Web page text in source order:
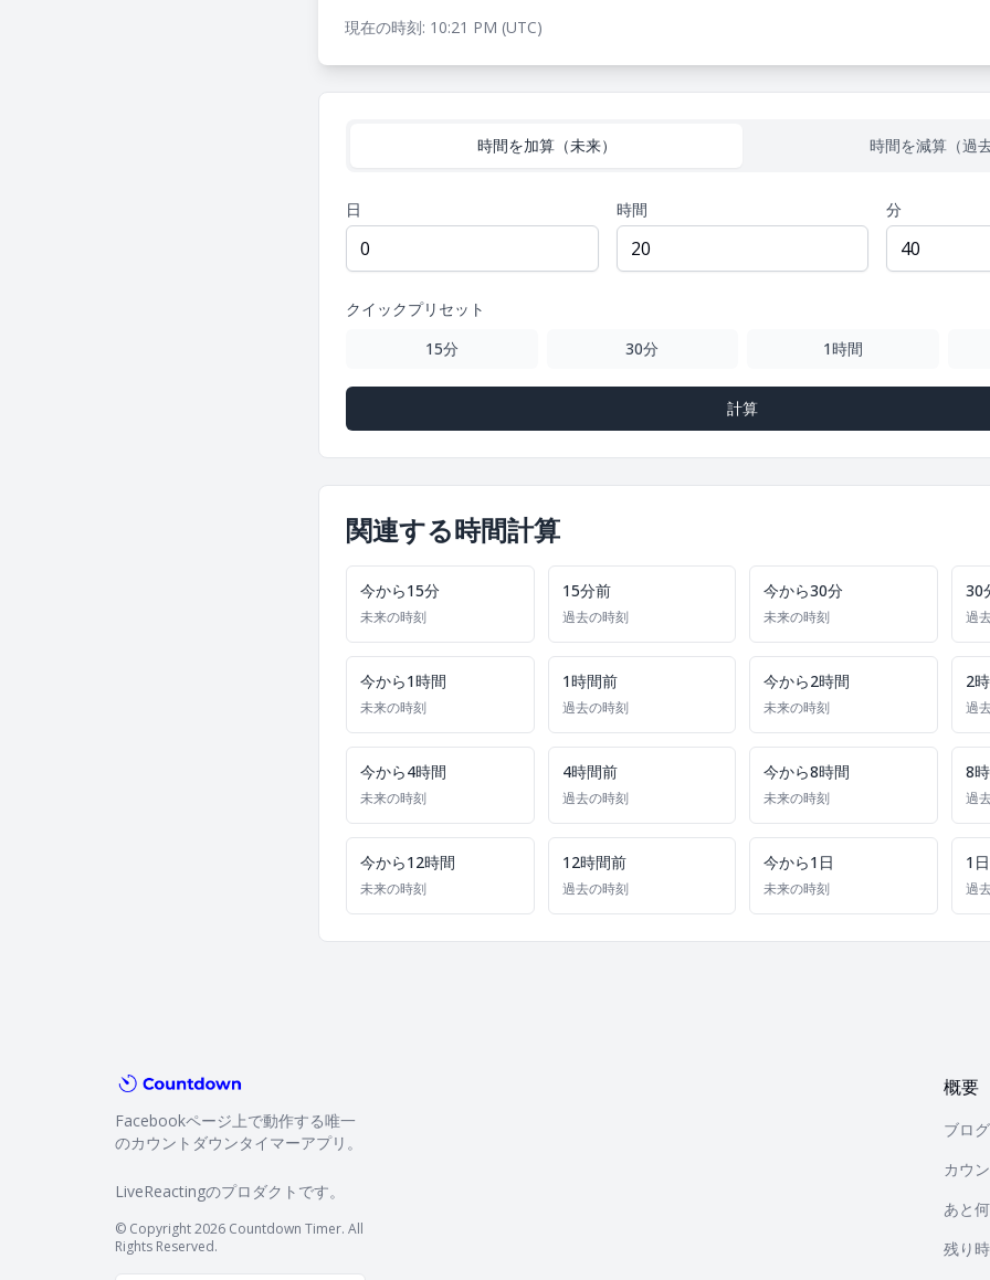
現在の時刻: 10:21 PM (UTC)
時間を加算（未来） 時間を減算（過去
日 時間 分
クイックプリセット
15分
30分 1時間
計算
関連する時間計算
今から15分
未来の時刻
15分前
過去の時刻
今から30分
未来の時刻
30
過
今から1時間
未来の時刻
1時間前
過去の時刻
今から2時間
未来の時刻
2
過
今から4時間
未来の時刻
4時間前
過去の時刻
今から8時間
未来の時刻
8
過
今から12時間
未来の時刻
12時間前
過去の時刻
今から1日
未来の時刻
1
過
Facebookページ上で動作する唯一
のカウントダウンタイマーアプリ。
LiveReactingのプロダクトです。
© Copyright 2026 Countdown Timer. All
Rights Reserved.
概要
ブログ
カウ
あと
残り